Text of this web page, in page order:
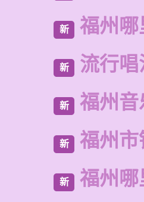
新 福州哪
新 流行
新 福州音
新 福州市
新 福州哪